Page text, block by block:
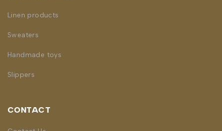
Linen products
Sweaters
Handmade toys
Slippers
CONTACT